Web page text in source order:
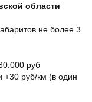
области
не более 3
руб
+30 руб/км (в один